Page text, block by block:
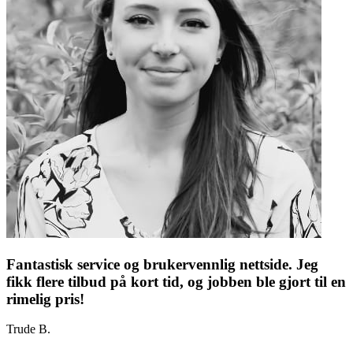
Fantastisk service og brukervennlig nettside. Jeg
fikk flere tilbud på kort tid, og jobben ble gjort til en
rimelig pris!
Trude B.